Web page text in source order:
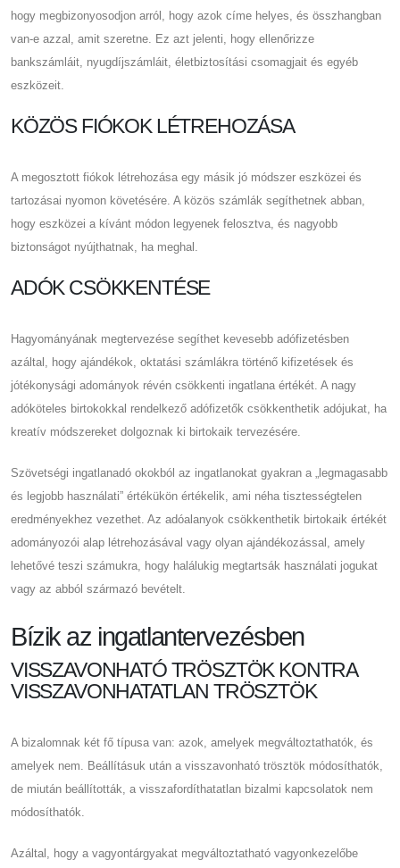
hogy megbizonyosodjon arról, hogy azok címe helyes, és összhangban
van-e azzal, amit szeretne. Ez azt jelenti, hogy ellenőrizze
bankszámláit, nyugdíjszámláit, életbiztosítási csomagjait és egyéb
eszközeit.
KÖZÖS FIÓKOK LÉTREHOZÁSA
A megosztott fiókok létrehozása egy másik jó módszer eszközei és
tartozásai nyomon követésére. A közös számlák segíthetnek abban,
hogy eszközei a kívánt módon legyenek felosztva, és nagyobb
biztonságot nyújthatnak, ha meghal.
ADÓK CSÖKKENTÉSE
Hagyományának megtervezése segíthet kevesebb adófizetésben
azáltal, hogy ajándékok, oktatási számlákra történő kifizetések és
jótékonysági adományok révén csökkenti ingatlana értékét. A nagy
adóköteles birtokokkal rendelkező adófizetők csökkenthetik adójukat, ha
kreatív módszereket dolgoznak ki birtokaik tervezésére.
Szövetségi ingatlanadó okokból az ingatlanokat gyakran a „legmagasabb
és legjobb használati” értékükön értékelik, ami néha tisztességtelen
eredményekhez vezethet. Az adóalanyok csökkenthetik birtokaik értékét
adományozói alap létrehozásával vagy olyan ajándékozással, amely
lehetővé teszi számukra, hogy halálukig megtartsák használati jogukat
vagy az abból származó bevételt.
Bízik az ingatlantervezésben
VISSZAVONHATÓ TRÖSZTÖK KONTRA
VISSZAVONHATATLAN TRÖSZTÖK
A bizalomnak két fő típusa van: azok, amelyek megváltoztathatók, és
amelyek nem. Beállításuk után a visszavonható trösztök módosíthatók,
de miután beállították, a visszafordíthatatlan bizalmi kapcsolatok nem
módosíthatók.
Azáltal, hogy a vagyontárgyakat megváltoztatható vagyonkezelőbe